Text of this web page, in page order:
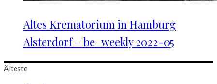
Altes Krematorium in Hamburg
Alsterdorf – be_weekly 2022-05
Älteste